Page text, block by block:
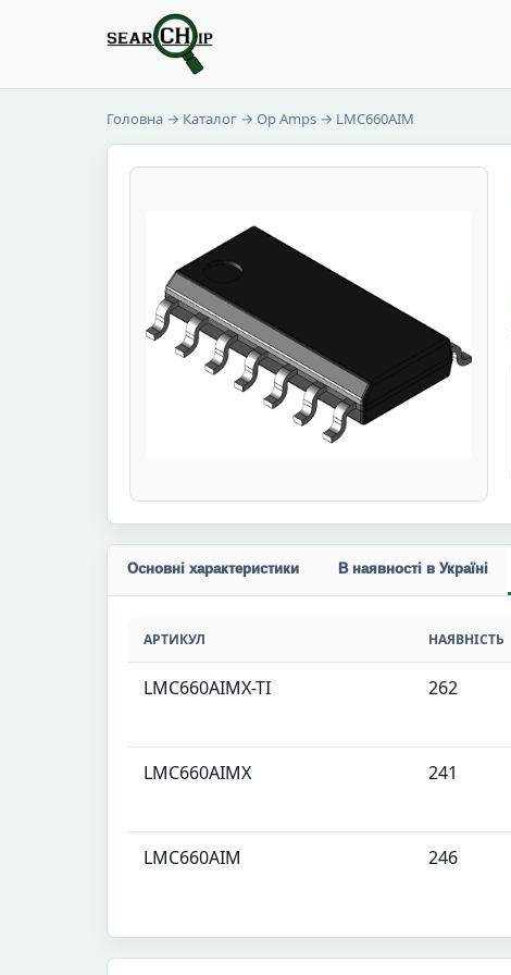
Головна → Каталог → Op Amps → LMC660AIM
Основні характеристики В наявності в Україні
АРТИКУЛ НАЯВНІСТЬ
LMC660AIMX-TI 262
LMC660AIMX 241
LMC660AIM 246